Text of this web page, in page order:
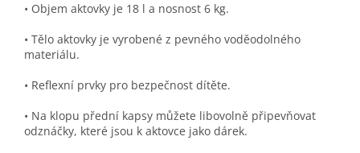
• Objem aktovky je 18 l a nosnost 6 kg.
• Tělo aktovky je vyrobené z pevného voděodolného
materiálu.
• Reflexní prvky pro bezpečnost dítěte.
• Na klopu přední kapsy můžete libovolně připevňovat
odznáčky, které jsou k aktovce jako dárek.